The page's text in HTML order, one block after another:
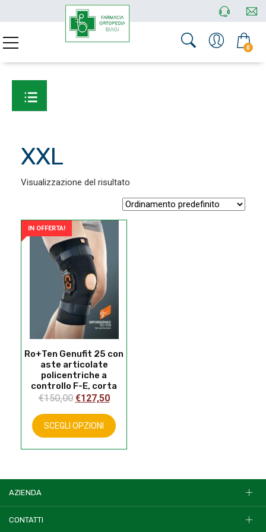
0
XXL
Visualizzazione del risultato
IN OFFERTA!
Ro+Ten Genufit 25 con
aste articolate
policentriche a
controllo F-E, corta
€150,00 Il
prezzo
originale
era:
€127,50Il
prezzo
attuale
è:
SCEGLI OPZIONI
più
Le
AZIENDA
CONTATTI